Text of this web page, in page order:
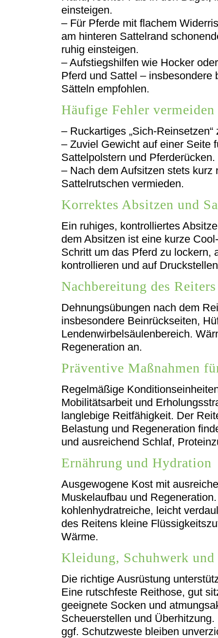
einsteigen.
– Für Pferde mit flachem
am hinteren Sattelrand
ruhig einsteigen.
– Aufstiegshilfen wie Hocker
Pferd und Sattel – insbesondere
Sätteln empfohlen.
Häufige Fehler vermeiden
– Ruckartiges „Sich-
– Zuviel Gewicht auf einer Seite
Sattelpolstern und Pferderücken.
– Nach dem Aufsitzen stets kurz
Sattelrutschen vermieden.
Korrektes Absitzen und
Ein ruhiges, kontrolliertes
dem Absitzen ist eine kurze
Schritt um das Pferd zu lockern,
kontrollieren und auf
Nachbereitung des Reiters
Dehnungsübungen nach dem
insbesondere Beinrückseiten,
Lendenwirbelsäulenbereich.
Regeneration an.
Präventive Maßnahmen
Regelmäßige
Mobilitätsarbeit und
langlebige Reitfähigkeit. Der
Belastung und Regeneration
und ausreichend Schlaf,
Ernährung und Hydration
Ausgewogene Kost mit
Muskelaufbau und
kohlenhydratreiche, leicht
des Reitens kleine
Wärme.
Kleidung, Schuhwerk
Die richtige Ausrüstung
Eine rutschfeste Reithose, gut
geeignete Socken und
Scheuerstellen und
ggf. Schutzweste bleiben